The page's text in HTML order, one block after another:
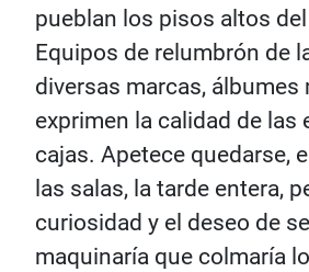
pueblan los pisos altos del
Equipos de relumbrón de
diversas marcas, álbumes
exprimen la calidad de las
cajas. Apetece quedarse,
las salas, la tarde entera,
curiosidad y el deseo de
maquinaría que colmaría